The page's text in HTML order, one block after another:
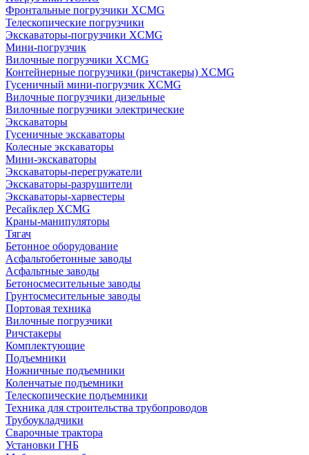
Фронтальные погрузчики XCMG
Телескопические погрузчики
Экскаваторы-погрузчики XCMG
Мини-погрузчик
Вилочные погрузчики XCMG
Контейнерные погрузчики (ричстакеры) XCMG
Гусеничный мини-погрузчик XCMG
Вилочные погрузчики дизельные
Вилочные погрузчики электрические
Экскаваторы
Гусеничные экскаваторы
Колесные экскаваторы
Мини-экскаваторы
Экскаваторы-перегружатели
Экскаваторы-разрушители
Экскаваторы-харвестеры
Ресайклер XCMG
Краны-манипуляторы
Тягач
Бетонное оборудование
Асфальтобетонные заводы
Асфальтные заводы
Бетоносмесительные заводы
Грунтосмесительные заводы
Портовая техника
Вилочные погрузчики
Ричстакеры
Комплектующие
Подъемники
Ножничные подъемники
Коленчатые подъемники
Телескопические подъемники
Техника для строительства трубопроводов
Трубоукладчики
Сварочные трактора
Установки ГНБ